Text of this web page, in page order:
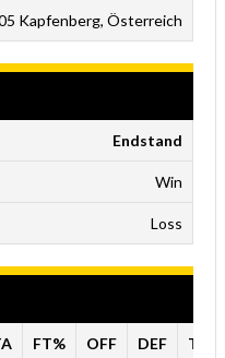
Kapfenberg, Österreich
Endstand
Win
Loss
FT% OFF DEF TO